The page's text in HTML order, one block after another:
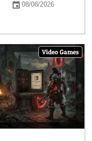
08/08/2026
Video Games